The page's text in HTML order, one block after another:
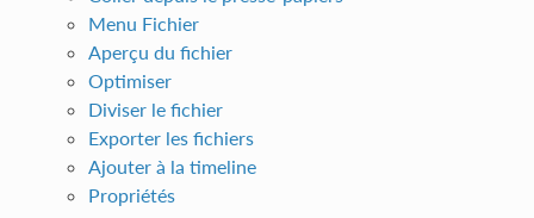
Menu Fichier
Aperçu du fichier
Optimiser
Diviser le fichier
Exporter les fichiers
Ajouter à la timeline
Propriétés